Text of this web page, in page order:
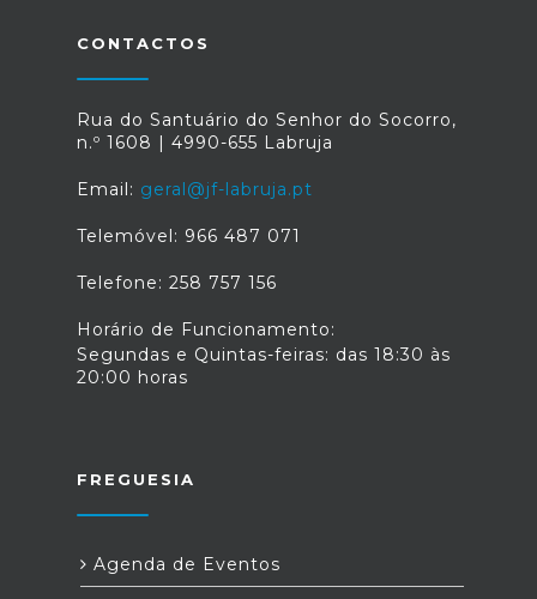
CONTACTOS
Rua do Santuário do Senhor do Socorro,
n.º 1608 | 4990-655 Labruja
Email: geral@jf-labruja.pt
Telemóvel: 966 487 071
Telefone: 258 757 156
Horário de Funcionamento:
Segundas e Quintas-feiras: das 18:30 às
20:00 horas
FREGUESIA
Agenda de Eventos